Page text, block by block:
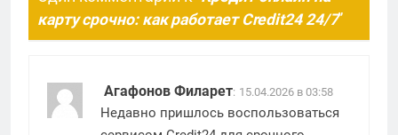
карту срочно: как работает Credit24 24/7”
Агафонов Филарет: 15.04.2026 в 03:58
Недавно пришлось воспользоваться